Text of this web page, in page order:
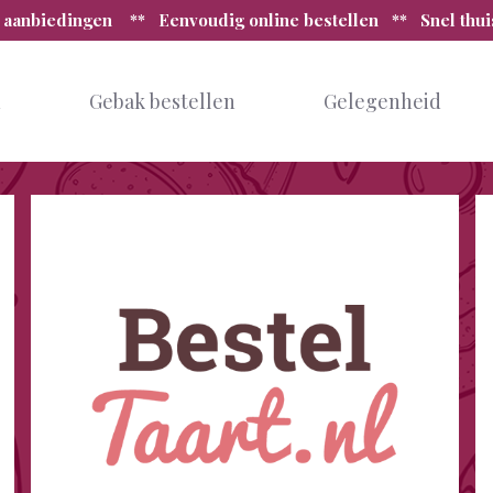
aanbiedingen ** Eenvoudig online bestellen ** Snel
Gebak bestellen Gelegenheid